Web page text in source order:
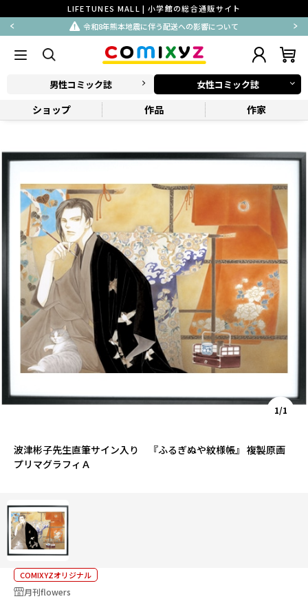
LIFETUNES MALL | 小学館の総合通販サイト
令和8年熊本地震に伴う配送への影響について
男性コミック誌 女性コミック誌
ショップ 作品 作家
波津彬子先生直筆サイン入り 『ふるぎぬや紋様帳』 複製原画
プリマグラフィＡ
1/1
COMIXYZオリジナル
月刊flowers